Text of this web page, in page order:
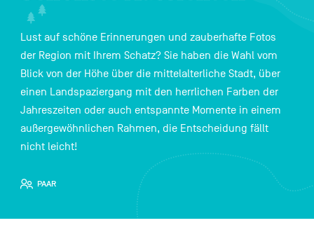
Navigation
secondaire
Lust auf schöne Erinnerungen und zauberhafte Fotos
der Region mit Ihrem Schatz? Sie haben die Wahl vom
Blick von der Höhe über die mittelalterliche Stadt, über
einen Landspaziergang mit den herrlichen Farben der
Jahreszeiten oder auch entspannte Momente in einem
außergewöhnlichen Rahmen, die Entscheidung fällt
nicht leicht!
PAAR